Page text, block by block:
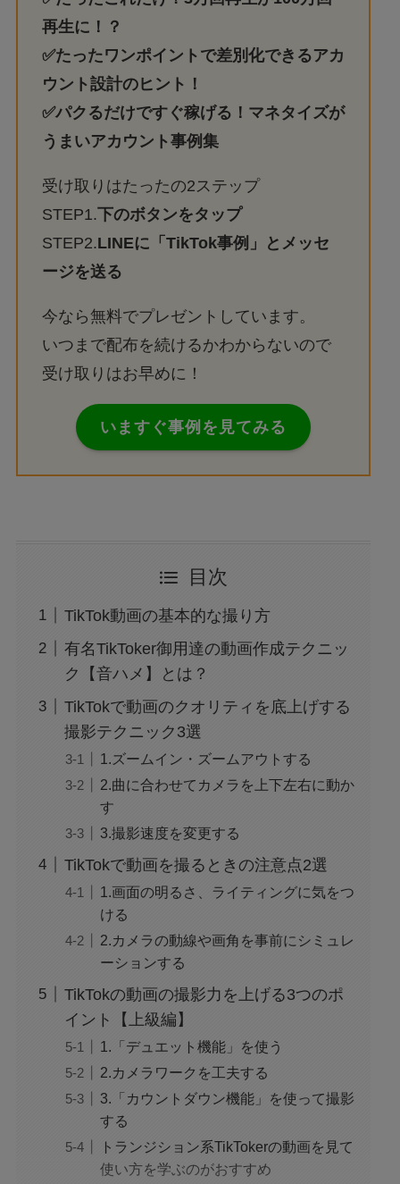
再生に！？
✅たったワンポイントで差別化できるアカ
ウント設計のヒント！
✅パクるだけですぐ稼げる！マネタイズが
うまいアカウント事例集
受け取りはたったの2ステップ
STEP1.下のボタンをタップ
STEP2.LINEに「TikTok事例」とメッセ
ージを送る
今なら無料でプレゼントしています。
いつまで配布を続けるかわからないので
受け取りはお早めに！
いますぐ事例を見てみる
目次
TikTok動画の基本的な撮り方
有名TikToker御用達の動画作成テクニッ
ク【音ハメ】とは？
TikTokで動画のクオリティを底上げする
撮影テクニック3選
1.ズームイン・ズームアウトする
2.曲に合わせてカメラを上下左右に動か
す
3.撮影速度を変更する
TikTokで動画を撮るときの注意点2選
1.画面の明るさ、ライティングに気をつ
ける
2.カメラの動線や画角を事前にシミュレ
ーションする
TikTokの動画の撮影力を上げる3つのポ
イント【上級編】
1.「デュエット機能」を使う
2.カメラワークを工夫する
3.「カウントダウン機能」を使って撮影
する
トランジション系TikTokerの動画を見て
使い方を学ぶのがおすすめ